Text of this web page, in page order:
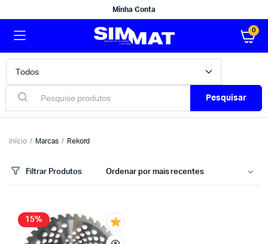
Minha Conta
0
Pesquisar
Início Marcas Rekord
Filtrar Produtos
15%